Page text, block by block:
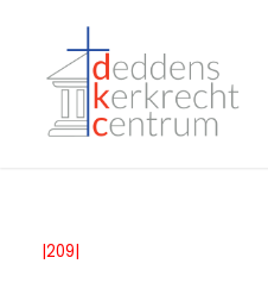
|209|